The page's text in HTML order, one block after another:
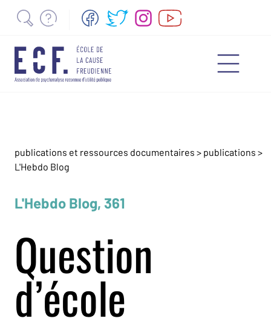
publications et ressources documentaires > publications >
L'Hebdo Blog
L'Hebdo Blog, 361
Question
d’école